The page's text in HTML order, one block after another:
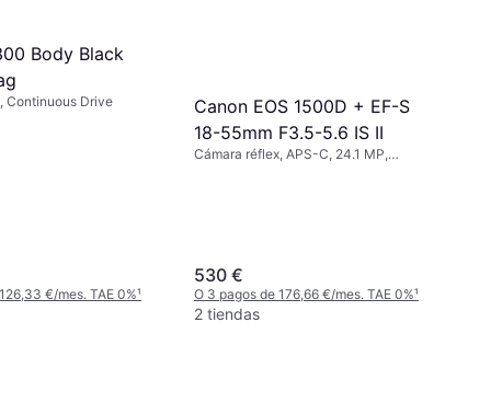
Body Black
Continuous Drive
€/mes. TAE 0%¹
Canon EOS 1500D + EF-S
18-55mm F3.5-5.6 IS II
Cámara réflex, APS-C, 24.1 MP,
530 €
O 3 pagos de 176,66 €/mes. TAE 0%¹
2 tiendas